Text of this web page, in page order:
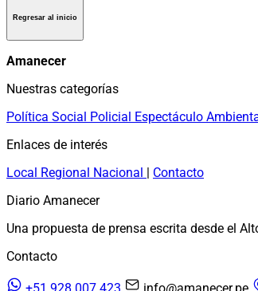
Regresar al inicio
Amanecer
Nuestras categorías
Política Social Policial Espectáculo
Enlaces de interés
Local Regional Nacional | Contacto
Diario Amanecer
Una propuesta de prensa escrita desde el
Contacto
+51 928 007 423 info@amanecer.pe